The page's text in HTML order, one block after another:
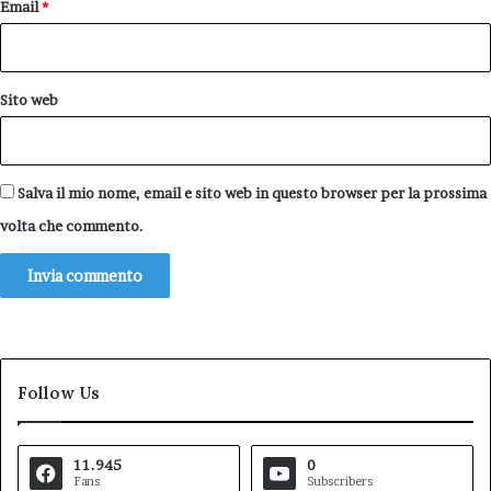
Email*
Sito web
Salva il mio nome, email e sito web in questo browser per la prossima
volta che commento.
Follow Us
11.945
Fans
0
Subscribers